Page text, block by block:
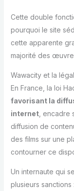
Cette double
pourquoi le site
cette apparente
majorité des
Wawacity et la
En France, la loi
favorisant la
internet, encadre
diffusion de
des films sur une
contourner ce
Un internaute qui
plusieurs sanctions :